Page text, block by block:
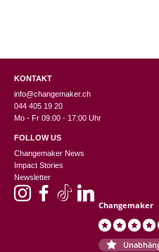
KONTAKT
info@changemaker.ch
044 405 19 20
Mo - Fr 09:00 - 17:00 Uhr
FOLLOW US
Changemaker News
Impact Stories
Newsletter
Changemaker